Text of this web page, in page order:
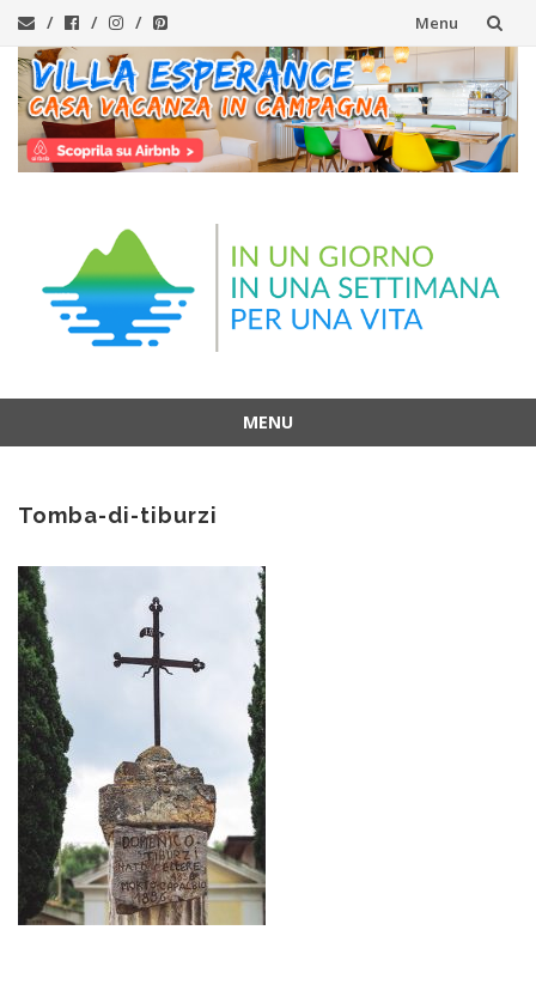
Menu
Vai
al
contenuto
MENU
contenuto
Tomba-di-tiburzi